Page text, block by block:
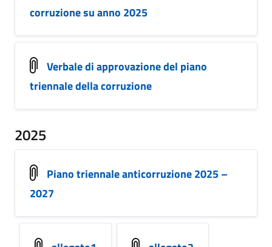
corruzione su anno 2025
Verbale di approvazione del piano
triennale della corruzione
2025
Piano triennale anticorruzione 2025 –
2027